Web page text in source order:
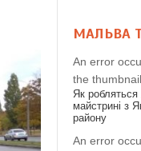
МАЛЬВА
An error
the thumbnail.
Як
майстрині з
району
An error